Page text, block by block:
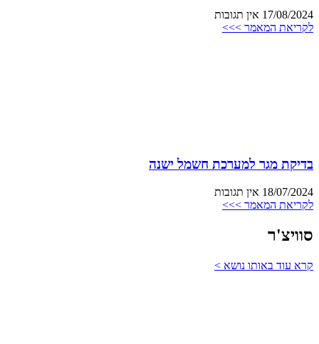
17/08/2024 אין תגובות
לקריאת המאמר >>>
בדיקת מגר למערכת חשמל ישנה
18/07/2024 אין תגובות
לקריאת המאמר >>>
סוויצ'ר
קרא עוד באותו נושא >